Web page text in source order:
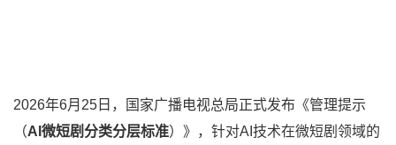
2026年6月25日，国家广播电视总局正式发布《管理提示
（AI微短剧分类分层标准）》，针对AI技术在微短剧领域的